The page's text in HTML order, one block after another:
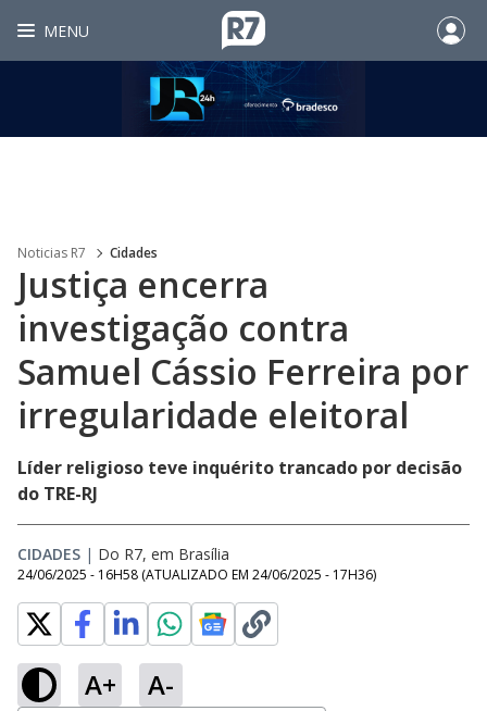
MENU
Noticias R7 Cidades
Justiça encerra
investigação contra
Samuel Cássio Ferreira por
irregularidade eleitoral
Líder religioso teve inquérito trancado por decisão
do TRE-RJ
CIDADES | Do R7, em Brasília
24/06/2025 - 16H58 (ATUALIZADO EM 24/06/2025 - 17H36)
A+ A-